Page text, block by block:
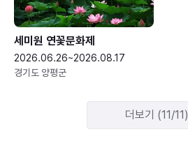
세미원 연꽃문화제
2026.06.26~2026.08.17
경기도 양평군
더보기 (11/11)